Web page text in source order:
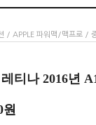
/ APPLE 파워맥/맥프로 /
티나 2016년
원